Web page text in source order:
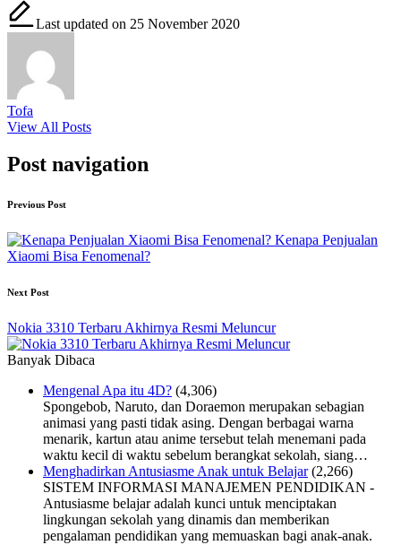
Last updated on 25 November 2020
Tofa
View All Posts
Post navigation
Previous Post
Kenapa Penjualan
Xiaomi Bisa Fenomenal?
Next Post
Nokia 3310 Terbaru Akhirnya Resmi Meluncur
Banyak Dibaca
Mengenal Apa itu 4D? (4,306)
Spongebob, Naruto, dan Doraemon merupakan sebagian
animasi yang pasti tidak asing. Dengan berbagai warna
menarik, kartun atau anime tersebut telah menemani pada
waktu kecil di waktu sebelum berangkat sekolah, siang…
Menghadirkan Antusiasme Anak untuk Belajar (2,266)
SISTEM INFORMASI MANAJEMEN PENDIDIKAN -
Antusiasme belajar adalah kunci untuk menciptakan
lingkungan sekolah yang dinamis dan memberikan
pengalaman pendidikan yang memuaskan bagi anak-anak.